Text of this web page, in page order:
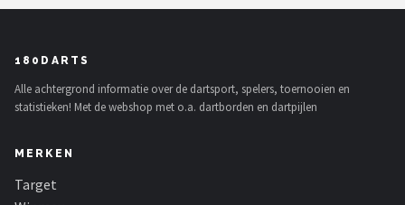
180DARTS
Alle achtergrond informatie over de dartsport, spelers, toernooien en
statistieken! Met de webshop met o.a. dartborden en dartpijlen
MERKEN
Target